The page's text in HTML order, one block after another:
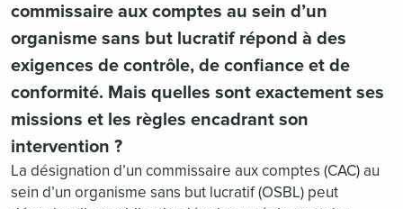
commissaire aux comptes au sein d’un
organisme sans but lucratif répond à des
exigences de contrôle, de confiance et de
conformité. Mais quelles sont exactement ses
missions et les règles encadrant son
intervention ?
La désignation d’un commissaire aux comptes (CAC) au
sein d’un organisme sans but lucratif (OSBL) peut